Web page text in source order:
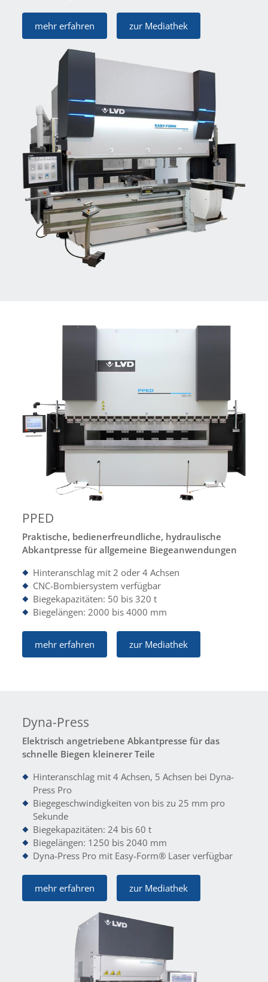
mehr erfahren zur Mediathek
PPED
Praktische, bedienerfreundliche, hydraulische
Abkantpresse für allgemeine Biegeanwendungen
Hinteranschlag mit 2 oder 4 Achsen
CNC-Bombiersystem verfügbar
Biegekapazitäten: 50 bis 320 t
Biegelängen: 2000 bis 4000 mm
mehr erfahren zur Mediathek
Dyna-Press
Elektrisch angetriebene Abkantpresse für das
schnelle Biegen kleinerer Teile
Hinteranschlag mit 4 Achsen, 5 Achsen bei Dyna-
Press Pro
Biegegeschwindigkeiten von bis zu 25 mm pro
Sekunde
Biegekapazitäten: 24 bis 60 t
Biegelängen: 1250 bis 2040 mm
Dyna-Press Pro mit Easy-Form® Laser verfügbar
mehr erfahren zur Mediathek